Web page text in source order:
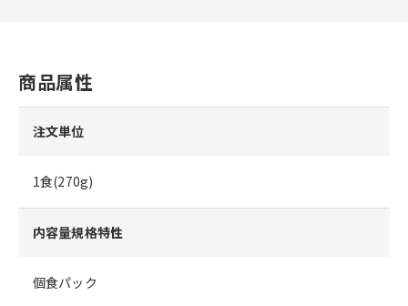
商品属性
注文単位
1食(270g)
内容量規格特性
個食パック